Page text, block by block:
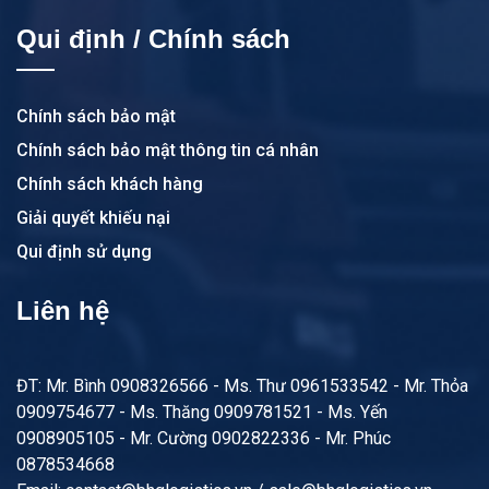
Qui định / Chính sách
Chính sách bảo mật
Chính sách bảo mật thông tin cá nhân
Chính sách khách hàng
Giải quyết khiếu nại
Qui định sử dụng
Liên hệ
ĐT: Mr. Bình 0908326566 - Ms. Thư 0961533542 - Mr. Thỏa
0909754677 - Ms. Thăng 0909781521 - Ms. Yến
0908905105 - Mr. Cường 0902822336 - Mr. Phúc
0878534668